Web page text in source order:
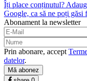
Îți place conținutul?
Google, ca să ne poți găsi
Abonament la newsletter
Prin abonare, accept
datelor.
Mă abonez